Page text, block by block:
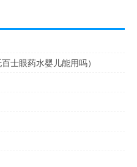
士眼药水婴儿能用吗）